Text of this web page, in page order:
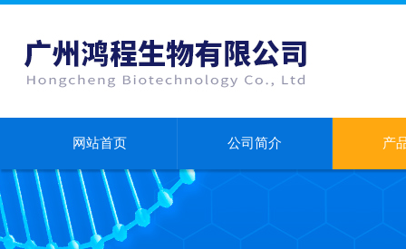
网站首页 公司简介 产